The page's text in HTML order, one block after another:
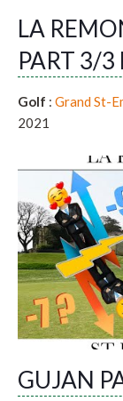
LA
PART 3/3
Golf : Grand St-
2021
GUJAN